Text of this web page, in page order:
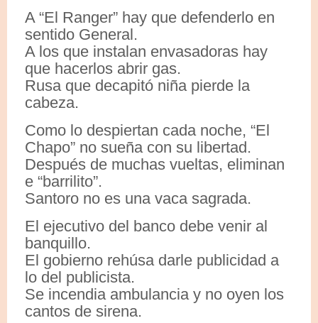
A “El Ranger” hay que defenderlo en
sentido General.
A los que instalan envasadoras hay
que hacerlos abrir gas.
Rusa que decapitó niña pierde la
cabeza.
Como lo despiertan cada noche, “El
Chapo” no sueña con su libertad.
Después de muchas vueltas, eliminan
e “barrilito”.
Santoro no es una vaca sagrada.
El ejecutivo del banco debe venir al
banquillo.
El gobierno rehúsa darle publicidad a
lo del publicista.
Se incendia ambulancia y no oyen los
cantos de sirena.